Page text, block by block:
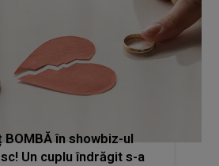
BOMBĂ în showbiz-ul
Un cuplu îndrăgit s-a